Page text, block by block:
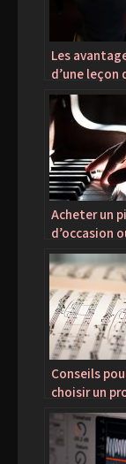
Les
d’une leçon
piano en
Acheter un
d’occasion
piano neuf :
préférence
personnelle
Conseils
choisir un
chant